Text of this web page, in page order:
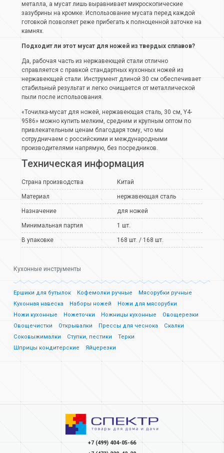
металла, а мусат лишь выравнивает микроскопические
зазубрины на кромке. Использование мусата перед каждой
готовкой позволяет реже прибегать к полноценной заточке на
камнях.
Подходит ли этот мусат для ножей из твердых сплавов?
Да, рабочая часть из нержавеющей стали отлично
справляется с правкой стандартных кухонных ножей из
нержавеющей стали. Инструмент длиной 30 см обеспечивает
стабильный результат и легко очищается от металлической
пыли после использования.
«Точилка-мусат для ножей, нержавеющая сталь, 30 см, Y4-
9586» можно купить мелким, средним и крупным оптом по
привлекательным ценам благодаря тому, что мы
сотрудничаем с российскими и международными
производителями напрямую, без посредников.
Техническая информация
Страна производства Китай
Материал нержавеющая сталь
Назначение для ножей
Минимальная партия 1 шт.
В упаковке 168 шт. / 168 шт.
Кухонные инструменты
Ершики для бутылок Кофемолки ручные
Мясорубки ручные
Кухонная навеска
Наборы ножей
Ножи для мясорубки
Ножи кухонные
Ножеточки Ножницы кухонные
Овощерезки
Овощечистки
Открывалки Прессы для чеснока
Скалки
Соковыжималки
Ступки, пестики
Терки
Шприцы кондитерские
Яйцерезки
+7 (499) 404-05-66